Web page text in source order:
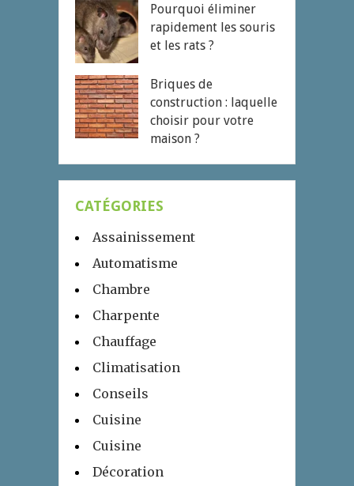
Pourquoi éliminer
rapidement les souris
et les rats ?
Briques de
construction : laquelle
choisir pour votre
maison ?
CATÉGORIES
Assainissement
Automatisme
Chambre
Charpente
Chauffage
Climatisation
Conseils
Cuisine
Cuisine
Décoration